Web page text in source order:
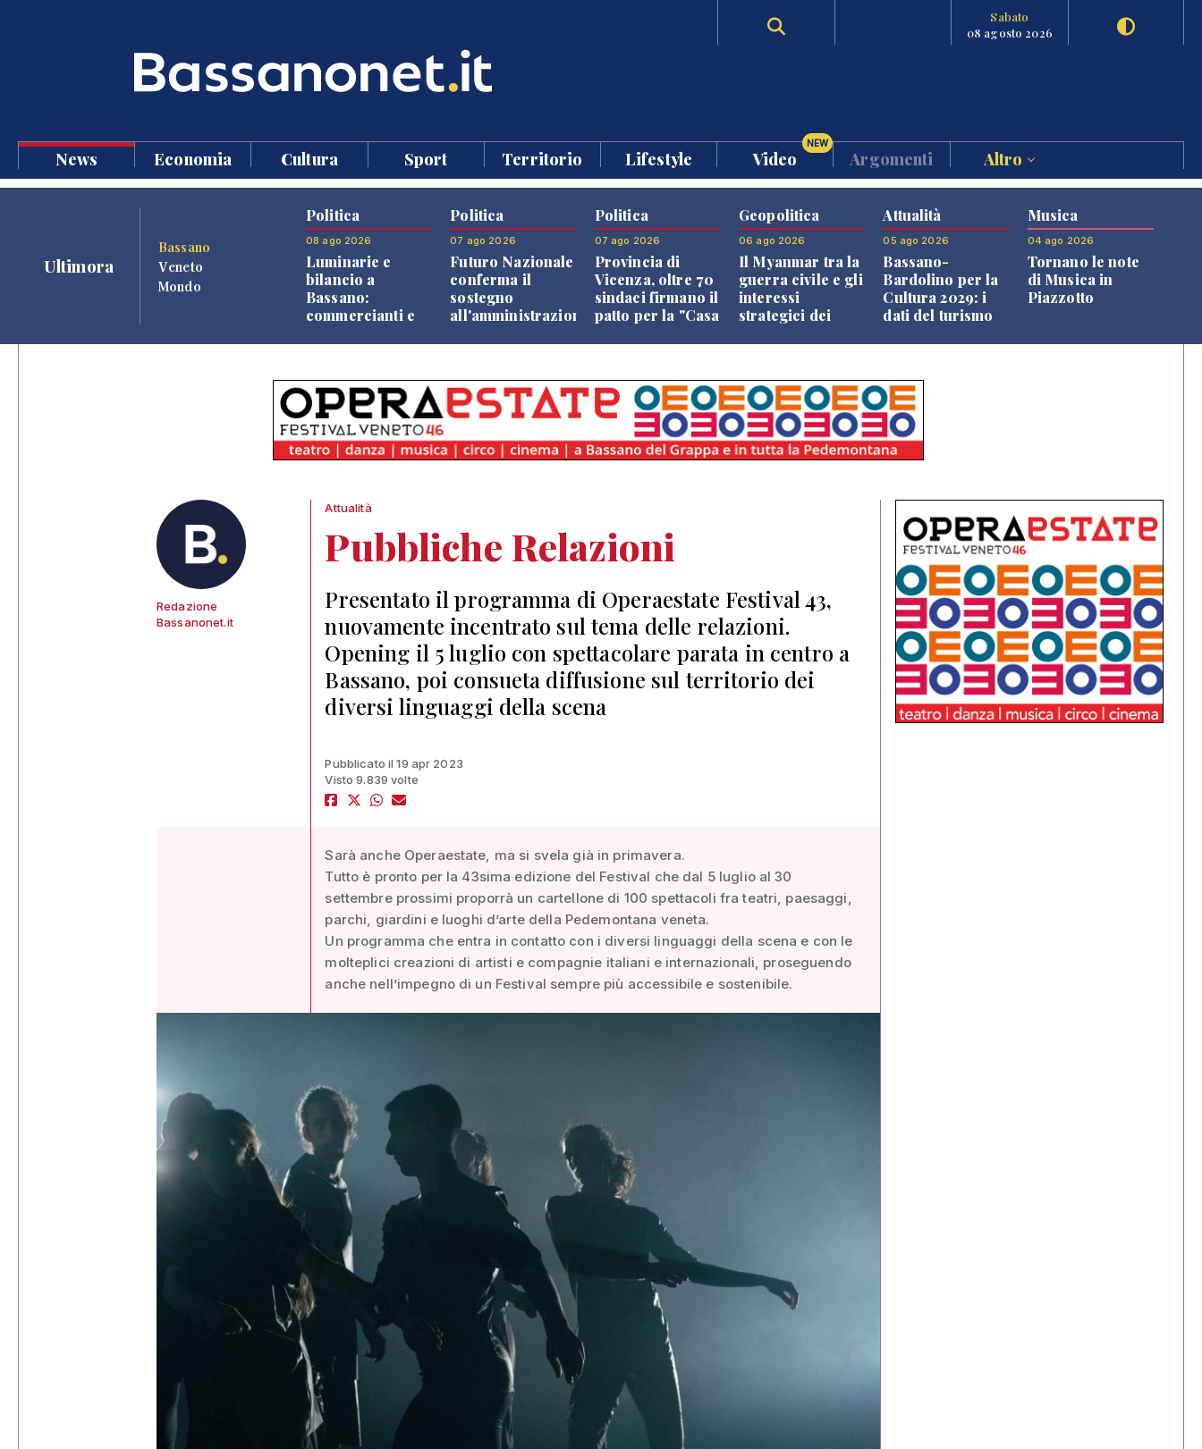
Sabato
08 agosto 2026
News Economia Cultura Sport Territorio Lifestyle Video
NEW
Argomenti Altro
Ultimora
Bassano
Veneto
Mondo
Politica
08 ago 2026
Luminarie e
bilancio a
Bassano:
commercianti e
Politica
07 ago 2026
Futuro Nazionale
conferma il
sostegno
all'amministrazione
Politica
07 ago 2026
Provincia di
Vicenza, oltre 70
sindaci firmano il
patto per la "Casa
Geopolitica
06 ago 2026
Il Myanmar tra la
guerra civile e gli
interessi
strategici dei
Attualità
05 ago 2026
Bassano-
Bardolino per la
Cultura 2029: i
dati del turismo
Musica
04 ago 2026
Tornano le note
di Musica in
Piazzotto
Redazione
Bassanonet.it
Attualità
Pubbliche Relazioni
Presentato il programma di Operaestate Festival 43,
nuovamente incentrato sul tema delle relazioni.
Opening il 5 luglio con spettacolare parata in centro a
Bassano, poi consueta diffusione sul territorio dei
diversi linguaggi della scena
Pubblicato il 19 apr 2023
Visto 9.839 volte
Sarà anche Operaestate, ma si svela già in primavera.
Tutto è pronto per la 43sima edizione del Festival che dal 5 luglio al 30
settembre prossimi proporrà un cartellone di 100 spettacoli fra teatri, paesaggi,
parchi, giardini e luoghi d’arte della Pedemontana veneta.
Un programma che entra in contatto con i diversi linguaggi della scena e con le
molteplici creazioni di artisti e compagnie italiani e internazionali, proseguendo
anche nell’impegno di un Festival sempre più accessibile e sostenibile.